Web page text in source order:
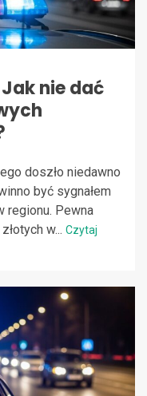
nie dać
doszło niedawno
być sygnałem
regionu. Pewna
w... Czytaj